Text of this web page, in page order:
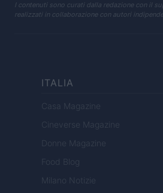
I contenuti sono curati dalla redazione con il
realizzati in collaborazione con autori
ITALIA
Casa Magazine
Cineverse Magazine
Donne Magazine
Food Blog
Milano Notizie